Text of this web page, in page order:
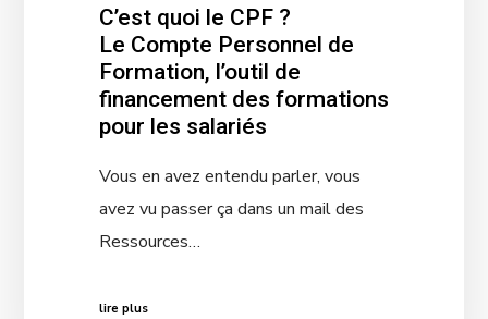
C’est quoi le CPF ?
Le Compte Personnel de
Formation, l’outil de
financement des formations
pour les salariés
Vous en avez entendu parler, vous
avez vu passer ça dans un mail des
Ressources…
lire plus